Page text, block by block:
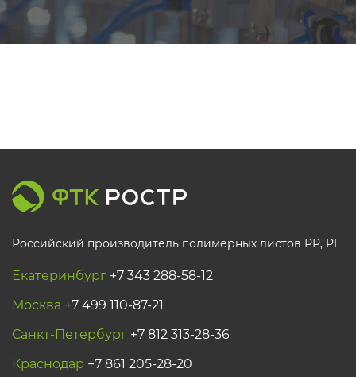
Российский производитель полимерных листов РР, PE
Екатеринбург +7 343 288-58-12
Москва +7 499 110-87-21
Санкт-Петербург +7 812 313-28-36
Краснодар +7 861 205-28-20